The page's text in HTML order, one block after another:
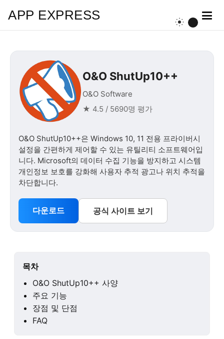
APP EXPRESS
O&O ShutUp10++
O&O Software
★ 4.5 / 5690명 평가
O&O ShutUp10++은 Windows 10, 11 전용 프라이버시
설정을 간편하게 제어할 수 있는 유틸리티 소프트웨어입
니다. Microsoft의 데이터 수집 기능을 방지하고 시스템
개인정보 보호를 강화해 사용자 추적 광고나 위치 추적을
차단합니다.
다운로드 공식 사이트 보기
목차
O&O ShutUp10++ 사양
주요 기능
장점 및 단점
FAQ